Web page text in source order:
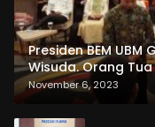
Presiden BEM
Wisuda. Orang
dan Pemasangan
November 6, 2023